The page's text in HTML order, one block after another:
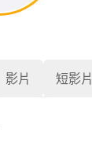
影片 短影片